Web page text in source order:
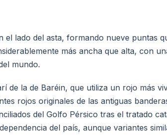
lado del asta, formando nueve puntas
más ancha que alta, con
mundo.
de la de Baréin, que utiliza un rojo más
rojos originales de las antiguas
del Golfo Pérsico tras el tratado
del país, aunque variantes